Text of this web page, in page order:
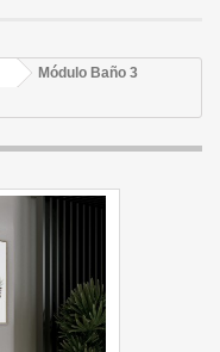
Módulo Baño 3